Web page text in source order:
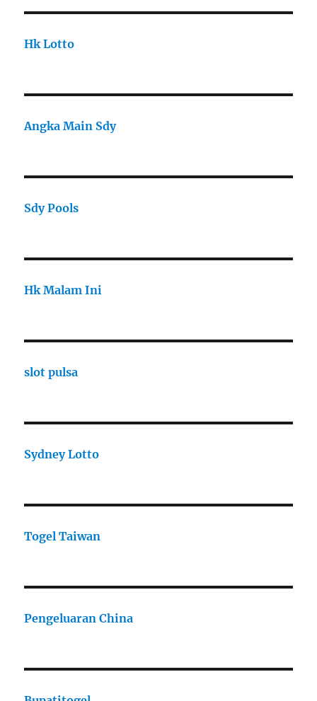
Hk Lotto
Angka Main Sdy
Sdy Pools
Hk Malam Ini
slot pulsa
Sydney Lotto
Togel Taiwan
Pengeluaran China